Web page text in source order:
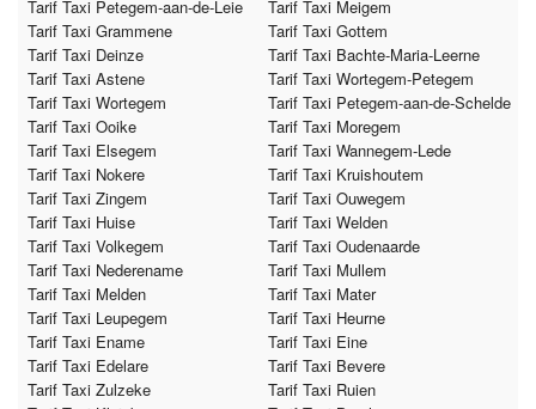
Tarif Taxi Petegem-aan-de-Leie
Tarif Taxi Meigem
Tarif Taxi Grammene
Tarif Taxi Gottem
Tarif Taxi Deinze
Tarif Taxi Bachte-Maria-Leerne
Tarif Taxi Astene
Tarif Taxi Wortegem-Petegem
Tarif Taxi Wortegem
Tarif Taxi Petegem-aan-de-Schelde
Tarif Taxi Ooike
Tarif Taxi Moregem
Tarif Taxi Elsegem
Tarif Taxi Wannegem-Lede
Tarif Taxi Nokere
Tarif Taxi Kruishoutem
Tarif Taxi Zingem
Tarif Taxi Ouwegem
Tarif Taxi Huise
Tarif Taxi Welden
Tarif Taxi Volkegem
Tarif Taxi Oudenaarde
Tarif Taxi Nederename
Tarif Taxi Mullem
Tarif Taxi Melden
Tarif Taxi Mater
Tarif Taxi Leupegem
Tarif Taxi Heurne
Tarif Taxi Ename
Tarif Taxi Eine
Tarif Taxi Edelare
Tarif Taxi Bevere
Tarif Taxi Zulzeke
Tarif Taxi Ruien